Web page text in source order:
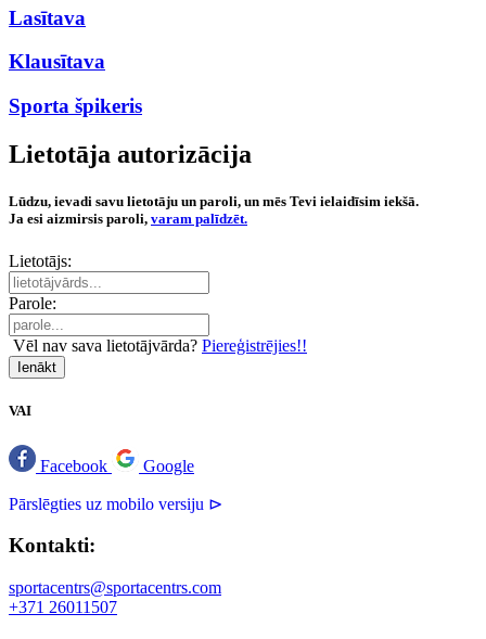
Lasītava
Klausītava
Sporta špikeris
Lietotāja autorizācija
Lūdzu, ievadi savu lietotāju un paroli, un mēs Tevi ielaidīsim iekšā.
Ja esi aizmirsis paroli, varam palīdzēt.
Lietotājs:
Parole:
Vēl nav sava lietotājvārda? Piereģistrējies!!
Ienākt
VAI
Facebook Google
Pārslēgties uz mobilo versiju ⊳
Kontakti:
sportacentrs@sportacentrs.com
+371 26011507